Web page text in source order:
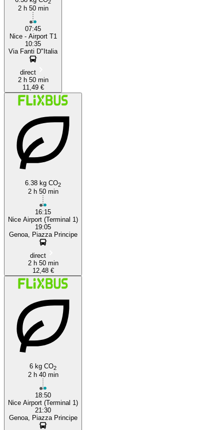
2
2 h 50 min
07:45
Nice - Airport T1
10:35
Via Fanti D"Italia
direct
2 h 50 min
11,49 €
6.38 kg CO2
2 h 50 min
16:15
Nice Airport (Terminal 1)
19:05
Genoa, Piazza Principe
direct
2 h 50 min
12,48 €
6 kg CO2
2 h 40 min
18:50
Nice Airport (Terminal 1)
21:30
Genoa, Piazza Principe